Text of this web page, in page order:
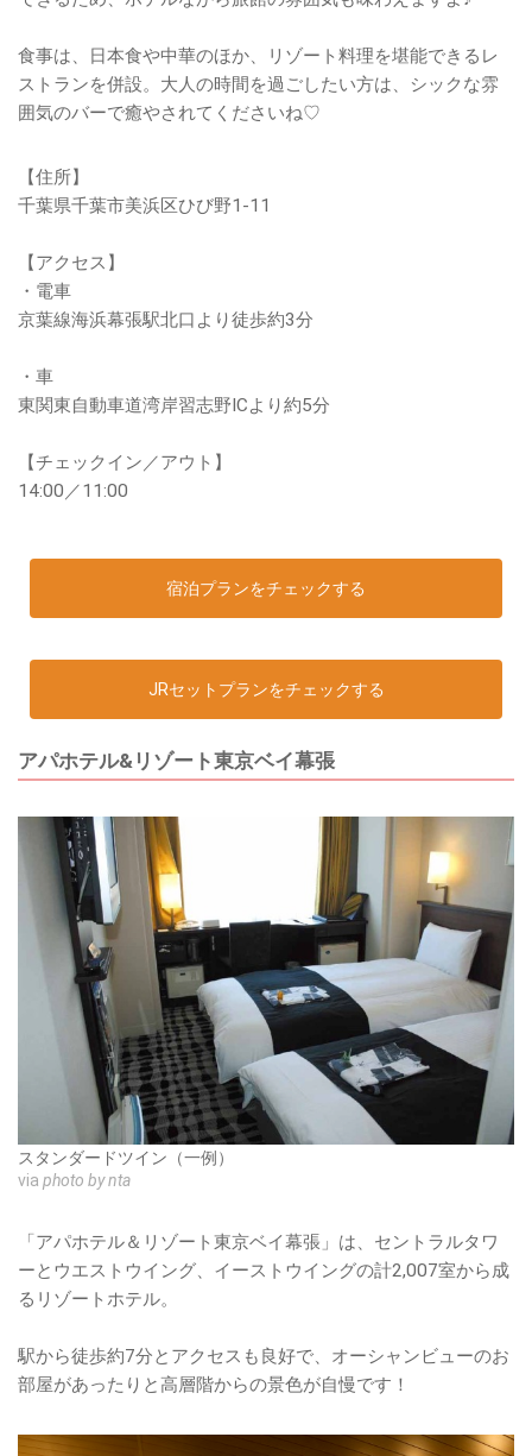
食事は、日本食や中華のほか、リゾート料理を堪能できるレ
ストランを併設。大人の時間を過ごしたい方は、シックな雰
囲気のバーで癒やされてくださいね♡
【住所】
千葉県千葉市美浜区ひび野1-11
【アクセス】
・電車
京葉線海浜幕張駅北口より徒歩約3分
・車
東関東自動車道湾岸習志野ICより約5分
【チェックイン／アウト】
14:00／11:00
宿泊プランをチェックする
JRセットプランをチェックする
アパホテル&リゾート東京ベイ幕張
スタンダードツイン（一例）
via photo by nta
「アパホテル＆リゾート東京ベイ幕張」は、セントラルタワ
ーとウエストウイング、イーストウイングの計2,007室から成
るリゾートホテル。
駅から徒歩約7分とアクセスも良好で、オーシャンビューのお
部屋があったりと高層階からの景色が自慢です！